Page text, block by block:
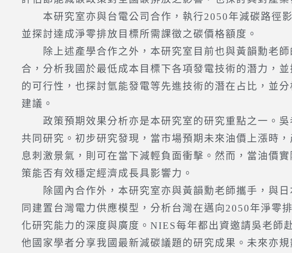
本研究室亦與台電公司合作，執行2050年減碳路徑影
並探討達成淨零排放目標所需課徵之碳價格額度。
除上述產學合作之外，本研究室目前也與黃韻勳老師
合，分析我國於最低成本目標下各項發電技術的潛力，
的可行性，也探討氫能發電等先進技術的潛在占比，並
建議。
政策預期效果分析亦是本研究室的研究重點之一。吳
共同研究。初步研究發現，當市場預期未來油價上漲時
息刺激景氣，則可在當下減輕負面衝擊。然而，當油價
策能否有效穩定經濟成長具影響力。
除國內合作外，本研究室亦與黃韻勳老師攜手，與
同建置台灣電力供應模型，分析台灣在邁向2050年淨零
化研究能力的深度與廣度。NIES每年都出資邀請吳老
他國家學者分享我國最新減碳議題的研究成果。未來亦